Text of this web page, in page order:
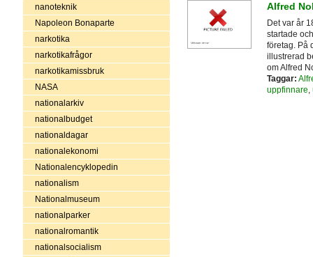
nanoteknik
Napoleon Bonaparte
narkotika
narkotikafrågor
narkotikamissbruk
NASA
nationalarkiv
nationalbudget
nationaldagar
nationalekonomi
Nationalencyklopedin
nationalism
Nationalmuseum
nationalparker
nationalromantik
nationalsocialism
Alfred
Det var år
startade
företag. På
illustrerad
om Alfred
Taggar:
uppfinnare,